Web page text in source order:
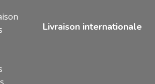
Livraison internationale